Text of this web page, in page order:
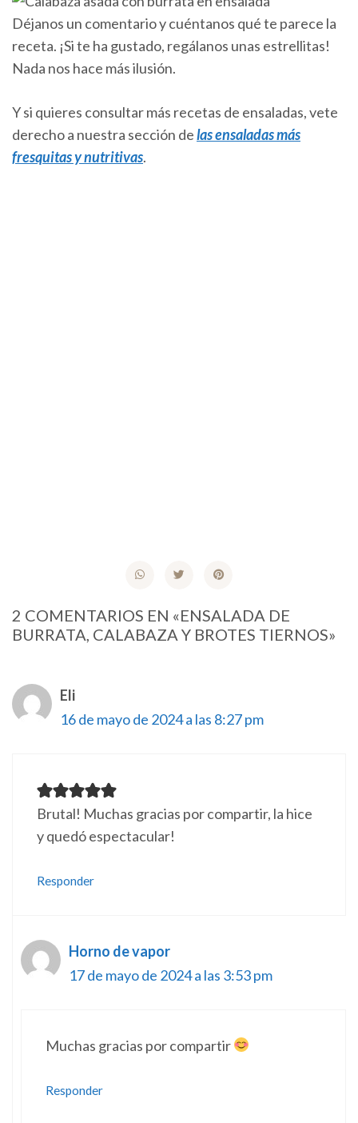
Déjanos un comentario y cuéntanos qué te parece la
receta. ¡Si te ha gustado, regálanos unas estrellitas!
Nada nos hace más ilusión.
Y si quieres consultar más recetas de ensaladas, vete
derecho a nuestra sección delas ensaladas más
fresquitas y nutritivas.
2 COMENTARIOS EN «ENSALADA DE
BURRATA, CALABAZA Y BROTES TIERNOS»
Eli
16 de mayo de 2024 a las 8:27 pm
Brutal! Muchas gracias por compartir, la hice
y quedó espectacular!
Responder
Horno de vapor
17 de mayo de 2024 a las 3:53 pm
Muchas gracias por compartir
Responder